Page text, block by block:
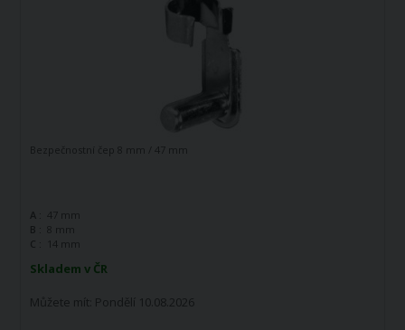
Skladem v ČR
Můžete mít: Pondělí 10.08.2026
Bezpečnostní čep 8 mm / 47 mm
A :
47 mm
B :
8 mm
C :
14 mm